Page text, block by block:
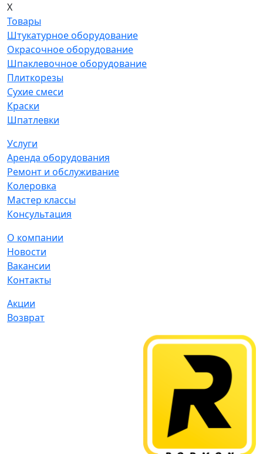
X
Товары
Штукатурное оборудование
Окрасочное оборудование
Шпаклевочное оборудование
Плиткорезы
Сухие смеси
Краски
Шпатлевки
Услуги
Аренда оборудования
Ремонт и обслуживание
Колеровка
Мастер классы
Консультация
О компании
Новости
Вакансии
Контакты
Акции
Возврат